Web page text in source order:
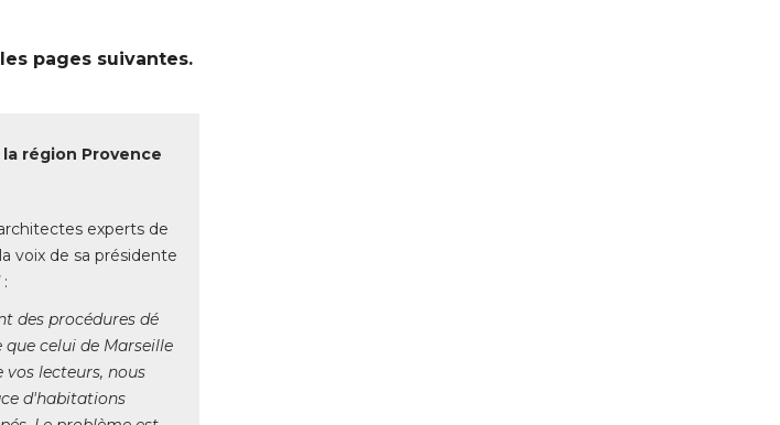
pages suivantes.
région Provence
experts de
voix de sa présidente
:
des procédures dé
celui de Marseille
lecteurs, nous
d'habitations